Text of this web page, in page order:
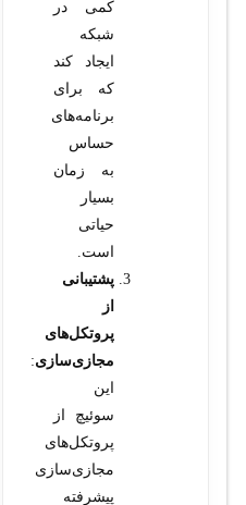
کمی در
شبکه
ایجاد کند
که برای
برنامه‌های
حساس
به زمان
بسیار
حیاتی
است.
پشتیبانی
از
پروتکل‌های
مجازی‌سازی:
این
سوئیچ از
پروتکل‌های
مجازی‌سازی
پیشرفته